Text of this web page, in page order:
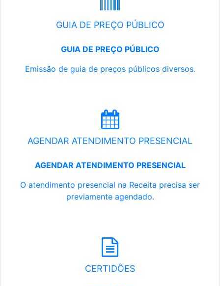
GUIA DE PREÇO PÚBLICO
GUIA DE PREÇO PÚBLICO
Emissão de guia de preços públicos diversos.
AGENDAR ATENDIMENTO PRESENCIAL
AGENDAR ATENDIMENTO PRESENCIAL
O atendimento presencial na Receita precisa ser
previamente agendado.
CERTIDÕES